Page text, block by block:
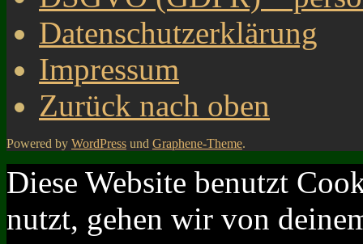
Datenschutzerklärung
Impressum
Zurück nach oben
Powered by WordPress und Graphene-Theme.
Diese Website benutzt
nutzt, gehen wir von